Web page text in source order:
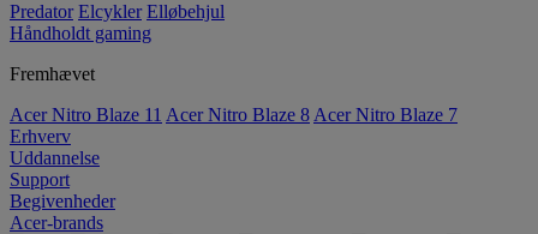
Predator Elcykler Elløbehjul
Håndholdt gaming
Fremhævet
Acer Nitro Blaze 11 Acer Nitro Blaze 8 Acer Nitro Blaze 7
Erhverv
Uddannelse
Support
Begivenheder
Acer-brands